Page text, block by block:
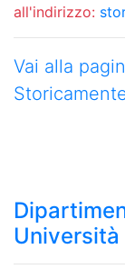
all'indirizzo:
Vai alla
Università